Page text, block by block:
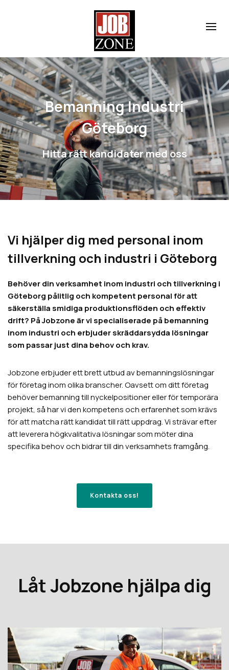
Bemanning Industri
Göteborg
Hitta rätt kandidater med oss
Vi hjälper dig med personal inom
tillverkning och industri i Göteborg
Behöver din verksamhet inom industri och tillverkning i
Göteborg pålitlig och kompetent personal för att
säkerställa smidiga produktionsflöden och effektiv
drift? På Jobzone är vi specialiserade på bemanning
inom industri och erbjuder skräddarsydda lösningar
som passar just dina behov och krav.
Jobzone erbjuder ett brett utbud av bemanningslösningar
för företag inom olika branscher. Oavsett om ditt företag
behöver bemanning till nyckelpositioner eller för temporära
projekt, så har vi den kompetens och erfarenhet som krävs
för att matcha rätt kandidat till rätt uppdrag. Vi strävar efter
att leverera högkvalitativa lösningar som möter dina
specifika behov och bidrar till din verksamhets framgång.
Kontakta oss!
Låt Jobzone hjälpa dig